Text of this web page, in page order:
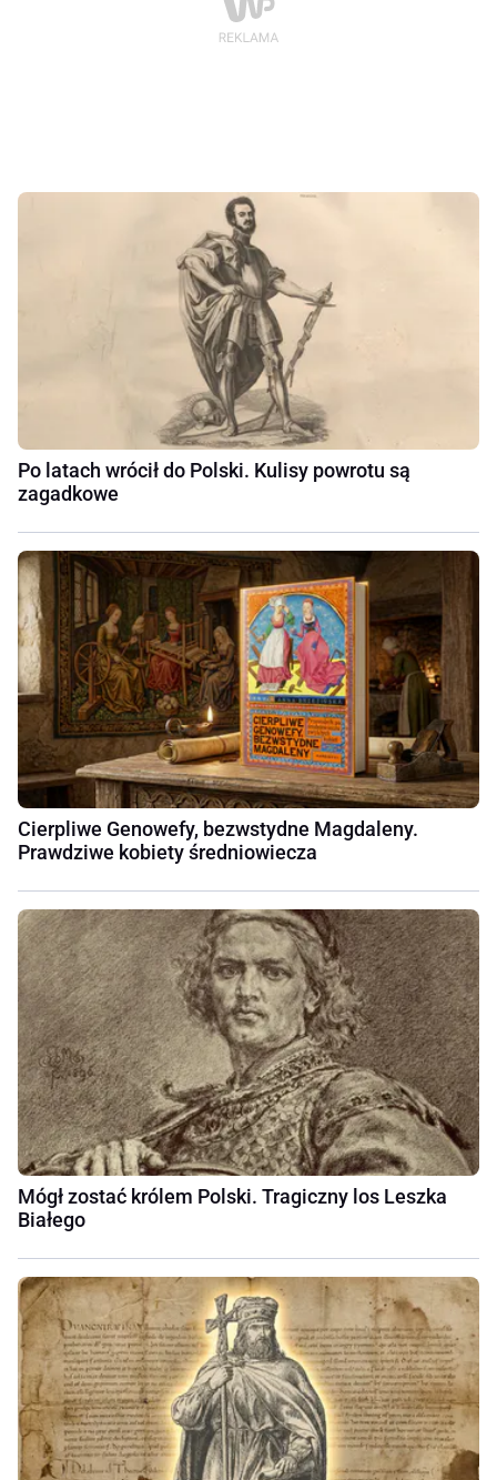
Po latach wrócił do Polski. Kulisy powrotu są
zagadkowe
Cierpliwe Genowefy, bezwstydne Magdaleny.
Prawdziwe kobiety średniowiecza
Mógł zostać królem Polski. Tragiczny los Leszka
Białego